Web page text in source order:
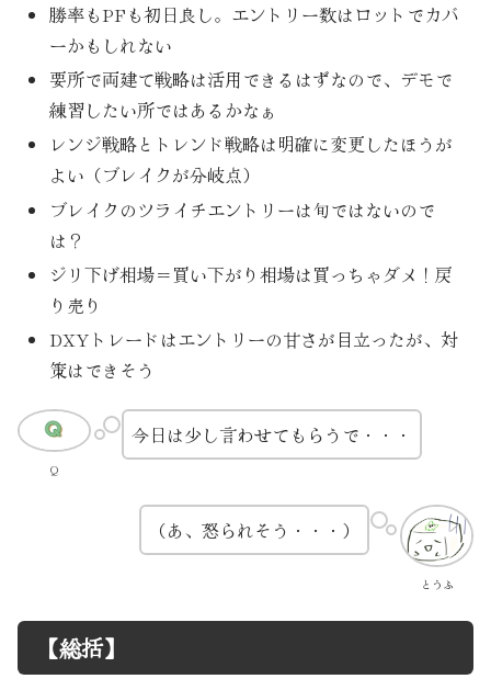
勝率もPFも初日良し。エントリー数はロットでカバ
ーかもしれない
要所で両建て戦略は活用できるはずなので、デモで
練習したい所ではあるかなぁ
レンジ戦略とトレンド戦略は明確に変更したほうが
よい（ブレイクが分岐点）
ブレイクのツライチエントリーは旬ではないので
は？
ジリ下げ相場＝買い下がり相場は買っちゃダメ！戻
り売り
DXYトレードはエントリーの甘さが目立ったが、対
策はできそう
Q
今日は少し言わせてもらうで・・・
とうふ
（あ、怒られそう・・・）
【総括】